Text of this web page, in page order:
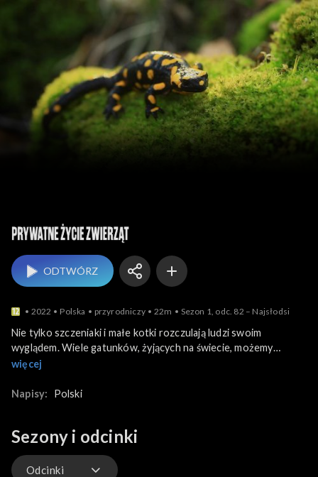
Prywatne życie zwierząt
ODTWÓRZ
2022 Polska przyrodniczy 22m Sezon 1, odc. 82 – Najsłodsi
Nie tylko szczeniaki i małe kotki rozczulają ludzi swoim
wyglądem. Wiele gatunków, żyjących na świecie, możemy
określić jako słodkie i rozkoszne. Puchata panda wielka, randka
przypadają nam do gustu.
więcej
Napisy: Polski
Sezony i odcinki
Odcinki